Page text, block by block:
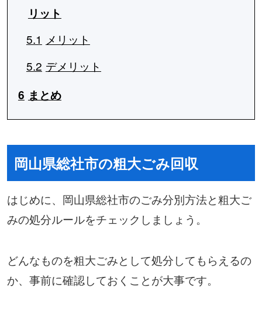
リット
5.1 メリット
5.2 デメリット
6 まとめ
岡山県総社市の粗大ごみ回収
はじめに、岡山県総社市のごみ分別方法と粗大ご
みの処分ルールをチェックしましょう。
どんなものを粗大ごみとして処分してもらえるの
か、事前に確認しておくことが大事です。